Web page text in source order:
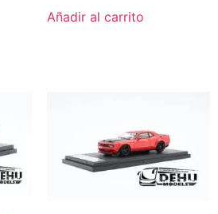
Añadir al carrito